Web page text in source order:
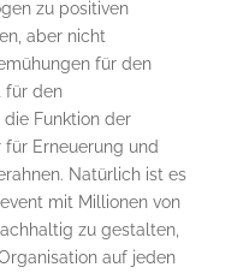
zu positiven
aber nicht
für den
für den
Funktion der
Erneuerung und
Natürlich ist es
mit Millionen von
zu gestalten,
auf jeden